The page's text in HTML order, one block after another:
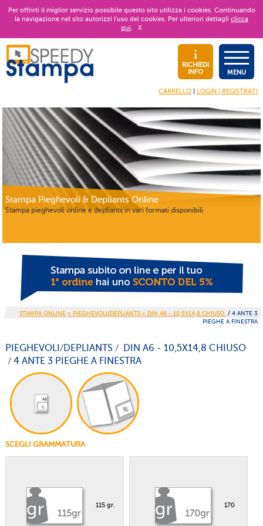
Per offrirti il miglior servizio possibile questo sito utilizza i cookies. Continuando
la navigazione nel sito autorizzi l’uso dei cookies. Per ulteriori dettagli clicca
qui. X
RICHIEDI
INFO
MENU
CARRELLO LOGIN | REGISTRATI
Stampa Pieghevoli & Depliants Online
Stampa pieghevoli online e depliants in vari formati disponibili
STAMPA ONLINE « PIEGHEVOLI/DEPLIANTS« DIN A6 - 10,5X14,8 CHIUSO
/ 4 ANTE 3
PIEGHE A FINESTRA
PIEGHEVOLI/DEPLIANTS / DIN A6 - 10,5X14,8 CHIUSO
/ 4 ANTE 3 PIEGHE A FINESTRA
SCEGLI GRAMMATURA
115 gr. 170